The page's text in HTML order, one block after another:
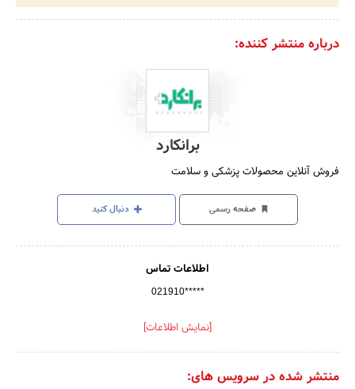
درباره منتشر کننده:
برانکارد
فروش آنلاین محصولات پزشکی و سلامت
صفحه رسمی دنبال کنید
اطلاعات تماس
021910*****
[نمایش اطلاعات]
منتشر شده در سرویس های: